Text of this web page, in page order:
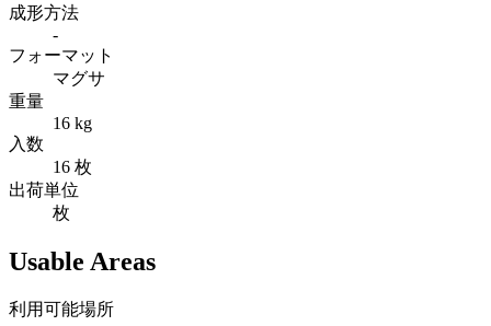
成形方法
-
フォーマット
マグサ
重量
16 kg
入数
16 枚
出荷単位
枚
Usable Areas
利用可能場所